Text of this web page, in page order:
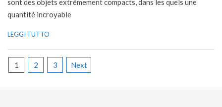
sont des objets extrêmement compacts, dans les quels une
quantité incroyable
LEGGI TUTTO
Posts
1 2 3 Next